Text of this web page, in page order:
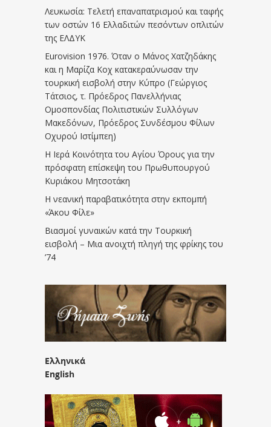
Λευκωσία: Τελετή επαναπατρισμού και ταφής
των οστών 16 Ελλαδιτών πεσόντων οπλιτών
της ΕΛΔΥΚ
Eurovision 1976. Όταν ο Μάνος Χατζηδάκης
και η Μαρίζα Κοχ κατακεραύνωσαν την
τουρκική εισβολή στην Κύπρο (Γεώργιος
Τάτσιος, τ. Πρόεδρος Πανελλήνιας
Ομοσπονδίας Πολιτιστικών Συλλόγων
Μακεδόνων, Πρόεδρος Συνδέσμου Φίλων
Οχυρού Ιστίμπεη)
Η Ιερά Κοινότητα του Αγίου Όρους για την
πρόσφατη επίσκεψη του Πρωθυπουργού
Κυριάκου Μητσοτάκη
Η νεανική παραβατικότητα στην εκπομπή
«Άκου Φίλε»
Βιασμοί γυναικών κατά την Τουρκική
εισβολή – Μια ανοιχτή πληγή της φρίκης του
’74
Ελληνικά
English